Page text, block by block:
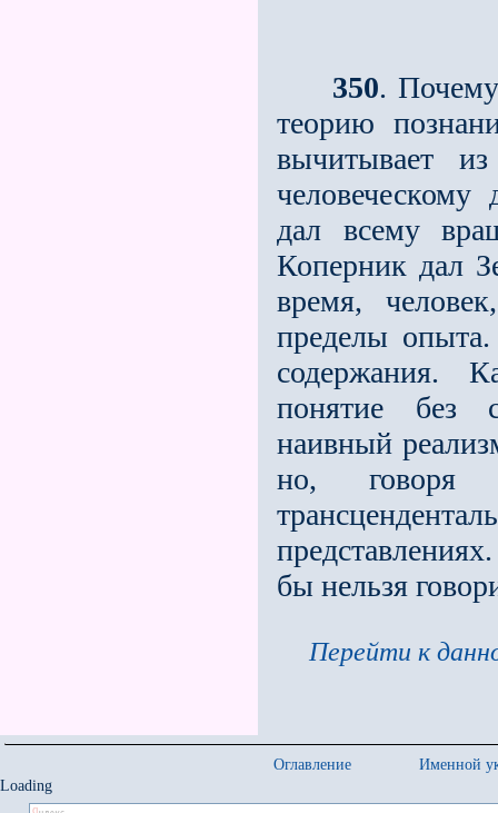
350.
теорию
вычитывает
дал всему
Коперник дал
время,
пределы
содержания.
понятие без
наивный
но, говоря
бы нельзя
Перейти к
Оглавление
Именной
Loading